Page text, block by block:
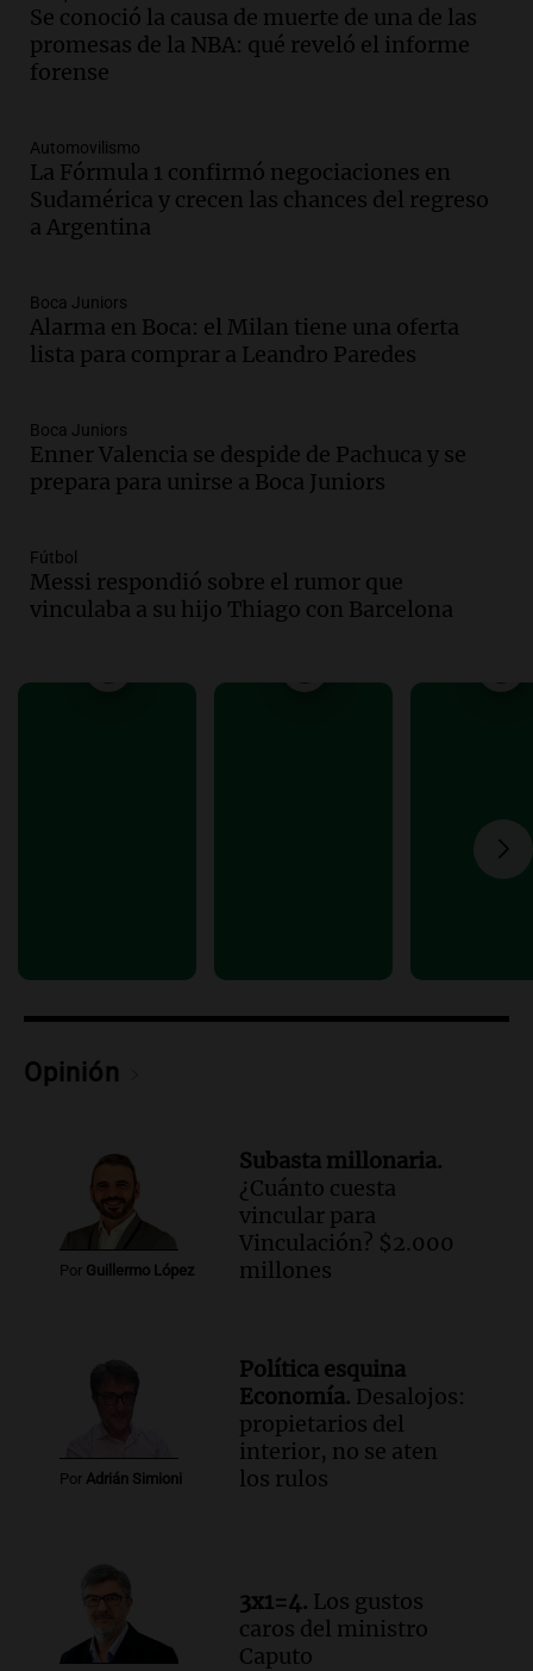
Audio.Aumento de tarifas de luz en San
Luis a partir de agosto por nueva
regulación de la energía
Audio.Gabriela Irrazábal: “Un 35,5% de
la población del país fue a templos a
buscar ayuda el último año”
La Argentina, hoy
Audio.
sobre la muerte del kitesurfista en
Santa Fe.
Audio.
José Roccuzzo, cortes de carne y
compras de Antonella: bromas en
Rosario.
Audio.José Roccuzzo, cortes de carne y
compras de Antonella: bromas en
Episodios
Se conoció la causa de muerte de una de las
promesas de la NBA: qué reveló el informe
forense
Automovilismo
La Fórmula 1 confirmó negociaciones en
Sudamérica y crecen las chances del regreso
a Argentina
Boca Juniors
Alarma en Boca: el Milan tiene una oferta
lista para comprar a Leandro Paredes
Boca Juniors
Enner Valencia se despide de Pachuca y se
prepara para unirse a Boca Juniors
Fútbol
Messi respondió sobre el rumor que
vinculaba a su hijo Thiago con Barcelona
Opinión
Por Guillermo López
Subasta millonaria.
¿Cuánto cuesta
vincular para
Vinculación? $2.000
millones
Por Adrián Simioni
Política esquina
Economía. Desalojos:
propietarios del
interior, no se aten
los rulos
3x1=4. Los gustos
caros del ministro
Caputo